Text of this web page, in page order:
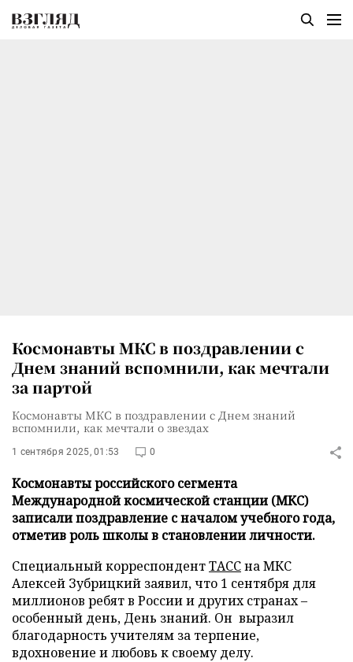
Космонавты МКС в поздравлении с
Днем знаний вспомнили, как мечтали
за партой
Космонавты МКС в поздравлении с Днем знаний
вспомнили, как мечтали о звездах
1 сентября 2025, 01:53 0
Космонавты российского сегмента
Международной космической станции (МКС)
записали поздравление с началом учебного года,
отметив роль школы в становлении личности.
Специальный корреспондентТАССна МКС
Алексей Зубрицкий заявил, что 1 сентября для
миллионов ребят в России и других странах –
особенный день, День знаний. Он выразил
благодарность учителям за терпение,
вдохновение и любовь к своему делу.